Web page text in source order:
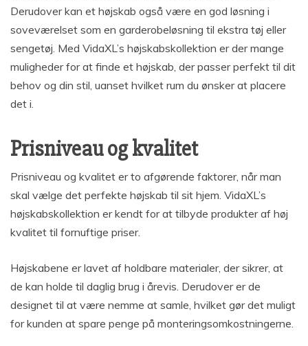
Derudover kan et højskab også være en god løsning i
soveværelset som en garderobeløsning til ekstra tøj eller
sengetøj. Med VidaXL’s højskabskollektion er der mange
muligheder for at finde et højskab, der passer perfekt til dit
behov og din stil, uanset hvilket rum du ønsker at placere
det i.
Prisniveau og kvalitet
Prisniveau og kvalitet er to afgørende faktorer, når man
skal vælge det perfekte højskab til sit hjem. VidaXL’s
højskabskollektion er kendt for at tilbyde produkter af høj
kvalitet til fornuftige priser.
Højskabene er lavet af holdbare materialer, der sikrer, at
de kan holde til daglig brug i årevis. Derudover er de
designet til at være nemme at samle, hvilket gør det muligt
for kunden at spare penge på monteringsomkostningerne.